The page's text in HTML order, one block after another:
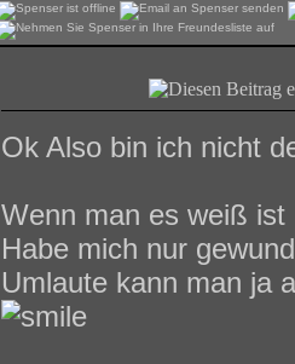
Ok Also bin ich nicht
Wenn man es weiß
Habe mich nur
Umlaute kann man ja